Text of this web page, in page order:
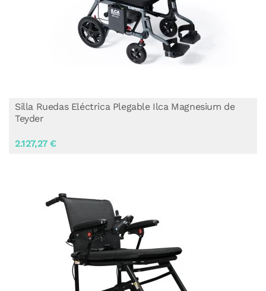
Silla Ruedas Eléctrica Plegable Ilca Magnesium de
Teyder
2.127,27 €